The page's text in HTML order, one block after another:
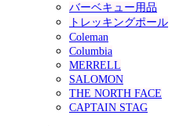
バーベキュー用品
トレッキングポール
Coleman
Columbia
MERRELL
SALOMON
THE NORTH FACE
CAPTAIN STAG